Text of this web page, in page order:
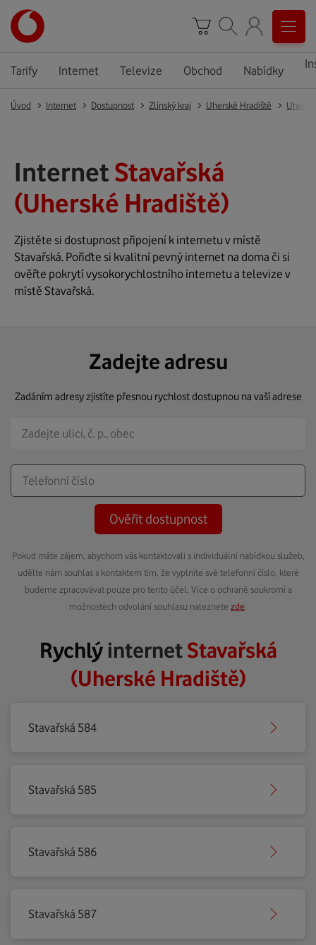
Tarify Internet Televize Obchod Nabídky
Úvod Internet Dostupnost Zlínský kraj Uherské Hradiště
Internet Stavařská
(Uherské Hradiště)
Zjistěte si dostupnost připojení k internetu v místě
Stavařská. Pořiďte si kvalitní pevný internet na doma či si
ověřte pokrytí vysokorychlostního internetu a televize v
místě Stavařská.
Zadejte adresu
Zadáním adresy zjistíte přesnou rychlost dostupnou na vaší adrese
Ověřit dostupnost
Pokud máte zájem, abychom vás kontaktovali s individuální nabídkou služeb,
udělte nám souhlas s kontaktem tím, že vyplníte své telefonní číslo, které
budeme zpracovávat pouze pro tento účel. Více o ochraně soukromí a
možnostech odvolání souhlasu naleznete zde
RychlýinternetStavařská
(Uherské Hradiště)
Stavařská 584
Stavařská 585
Stavařská 586
Stavařská 587